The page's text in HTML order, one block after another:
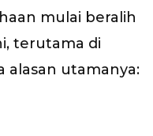
mulai beralih
terutama di
alasan utamanya: